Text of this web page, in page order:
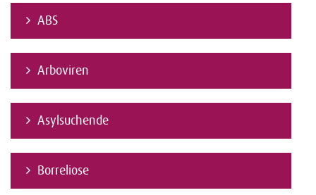
ABS
Arboviren
Asylsuchende
Borreliose